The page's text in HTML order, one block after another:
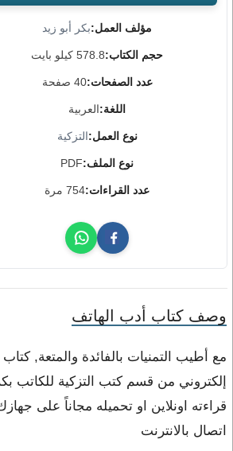
مؤلف العمل:بكر أبو زيد
حجم الكتاب:578.8 كيلو بايت
عدد الصفحات:40 صفحة
اللغة:العربية
نوع العمل:التزكية
نوع الملف:PDF
عدد القراءات:754 مرة
وصف كتاب أدب الهاتف
مع أطيب التمنيات بالفائدة والمتعة,
إلكتروني من قسم كتب التزكية للكاتب
قراءته اونلاين او تحميله مجاناً على
اتصال بالانترنت